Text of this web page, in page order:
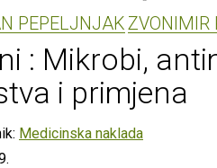
PEPELJNJAKZVONIMIR
: Mikrobi,
i primjena
Medicinska naklada